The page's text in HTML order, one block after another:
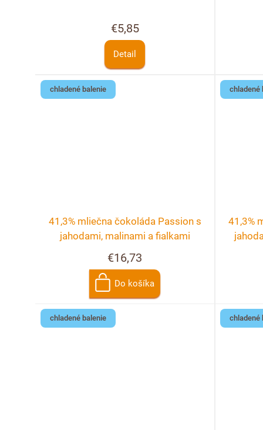
€5,85
Detail
chladené balenie
41,3% mliečna čokoláda Passion s
jahodami, malinami a fialkami
€16,73
Do košíka
chladené
41,3%
chladené balenie chladené